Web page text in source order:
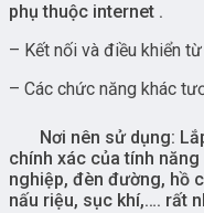
phụ thuộc internet .
– Kết nối và điều khiển
– Các chức năng khác
Nơi nên sử dụng:
chính xác của tính
nghiệp, đèn đường, hồ
nấu riệu, sục khí,…. rất